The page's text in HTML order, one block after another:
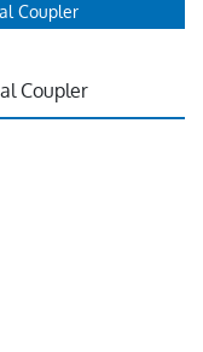
Coupler
Coupler